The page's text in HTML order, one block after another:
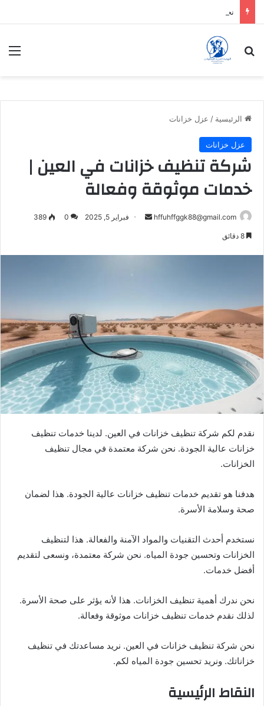
نحن شركة نقدم الافضل دائماً
بحث عن
الرئيسية / عزل خزانات
عزل خزانات
شركة تنظيف خزانات في العين |
خدمات موثوقة وفعالة
hffuhffggk88@gmail.com
أرسل فبراير 5, 2025 0
389
نقدم لكم شركة تنظيف خزانات في العين. لدينا خدمات تنظيف
خزانات عالية الجودة. نحن شركة معتمدة في مجال تنظيف
الخزانات.
هدفنا هو تقديم خدمات تنظيف خزانات عالية الجودة. هذا لضمان
صحة وسلامة الأسرة.
نستخدم أحدث التقنيات والمواد الآمنة والفعالة. هذا لتنظيف
الخزانات وتحسين جودة المياه. نحن شركة معتمدة، ونسعى لتقديم
أفضل خدمات.
نحن ندرك أهمية تنظيف الخزانات. هذا لأنه يؤثر على صحة الأسرة.
لذلك نقدم خدمات تنظيف خزانات موثوقة وفعالة.
نحن شركة تنظيف خزانات في العين. نريد مساعدتك في تنظيف
خزاناتك. ونريد تحسين جودة المياه لكم.
النقاط الرئيسية